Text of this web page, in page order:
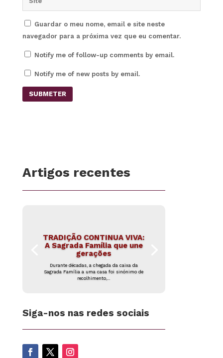
Guardar o meu nome, email e site neste
navegador para a próxima vez que eu comentar.
Notify me of follow-up comments by email.
Notify me of new posts by email.
SUBMETER
Artigos recentes
TRADIÇÃO CONTINUA VIVA:
A Sagrada Família que une
gerações
Durante décadas, a chegada da caixa da
Sagrada Família a uma casa foi sinónimo de
recolhimento,...
Siga-nos nas redes sociais